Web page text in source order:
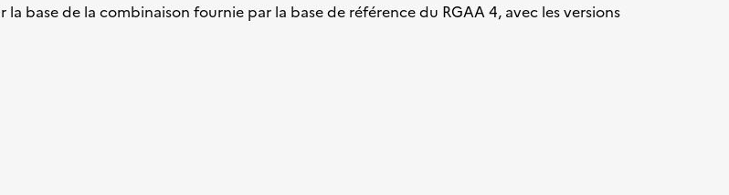
base de la combinaison fournie par la base de référence du RGAA 4, avec les versions